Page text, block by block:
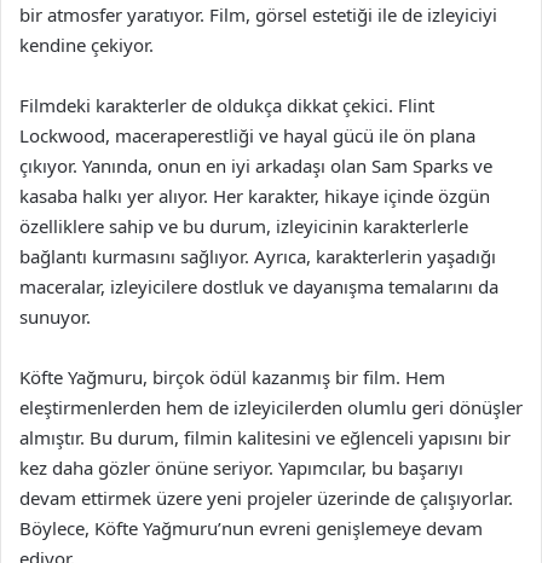
bir atmosfer yaratıyor. Film, görsel estetiği ile de izleyiciyi
kendine çekiyor.
Filmdeki karakterler de oldukça dikkat çekici. Flint
Lockwood, maceraperestliği ve hayal gücü ile ön plana
çıkıyor. Yanında, onun en iyi arkadaşı olan Sam Sparks ve
kasaba halkı yer alıyor. Her karakter, hikaye içinde özgün
özelliklere sahip ve bu durum, izleyicinin karakterlerle
bağlantı kurmasını sağlıyor. Ayrıca, karakterlerin yaşadığı
maceralar, izleyicilere dostluk ve dayanışma temalarını da
sunuyor.
Köfte Yağmuru, birçok ödül kazanmış bir film. Hem
eleştirmenlerden hem de izleyicilerden olumlu geri dönüşler
almıştır. Bu durum, filmin kalitesini ve eğlenceli yapısını bir
kez daha gözler önüne seriyor. Yapımcılar, bu başarıyı
devam ettirmek üzere yeni projeler üzerinde de çalışıyorlar.
Böylece, Köfte Yağmuru’nun evreni genişlemeye devam
ediyor.